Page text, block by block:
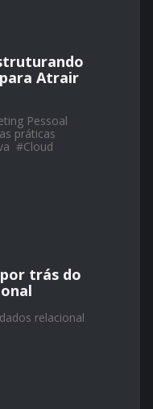
Atrair
Pessoal
práticas
#Cloud
trás do
relacional